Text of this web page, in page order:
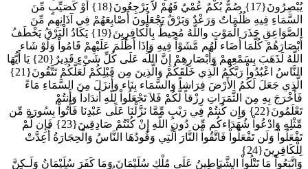
يُبْصِرُونَ{17} صُمٌّ بُكْمٌ عُمْيٌ فَهُمْ لاَ يَرْجِعُونَ{18} أَوْ كَصَيِّبٍ مِّنَ
السَّمَاءِ فِيهِ ظُلُمَاتٌ وَرَعْدٌ وَبَرْقٌ يَجْعَلُونَ أَصْابِعَهُمْ فِي آذَانِهِم مِّنَ
الصَّوَاعِقِ حَذَرَ الْمَوْتِ واللّهُ مُحِيطٌ بِالْكافِرِينَ{19} يَكَادُ الْبَرْقُ يَخْطَفُ
أَبْصَارَهُمْ كُلَّمَا أَضَاء لَهُم مَّشَوْاْ فِيهِ وَإِذَا أَظْلَمَ عَلَيْهِمْ قَامُواْ وَلَوْ شَاء
اللّهُ لَذَهَبَ بِسَمْعِهِمْ وَأَبْصَارِهِمْ إِنَّ اللَّه عَلَى كُلِّ شَيْءٍ قَدِيرٌ{20} يَا أَيُّهَا
النَّاسُ اعْبُدُواْ رَبَّكُمُ الَّذِي خَلَقَكُمْ وَالَّذِينَ مِن قَبْلِكُمْ لَعَلَّكُمْ تَتَّقُونَ{21}
الَّذِي جَعَلَ لَكُمُ الأَرْضَ فِرَاشاً وَالسَّمَاء بِنَاء وَأَنزَلَ مِنَ السَّمَاءِ مَاءً
فَأَخْرَجَ بِهِ مِنَ الثَّمَرَاتِ رِزْقاً لَّكُمْ فَلاَ تَجْعَلُواْ لِلّهِ أَندَاداً وَأَنتُمْ
تَعْلَمُونَ{22} وَإِن كُنتُمْ فِي رَيْبٍ مِّمَّا نَزَّلْنَا عَلَى عَبْدِنَا فَأْتُواْ بِسُورَةٍ مِّن
مِّثْلِهِ وَادْعُواْ شُهَدَاءكُم مِّن دُونِ اللّهِ إِنْ كُنْتُمْ صَادِقِينَ{23} فَإِن لَّمْ
تَفْعَلُواْ وَلَن تَفْعَلُواْ فَاتَّقُواْ النَّارَ الَّتِي وَقُودُهَا النَّاسُ وَالْحِجَارَةُ أُعِدَّتْ
لِلْكَافِرِينَ{24}
وَاتَّبَعُواْ مَا تَتْلُواْ الشَّيَاطِينُ عَلَى مُلْكِ سُلَيْمَانَ وَمَا كَفَرَ سُلَيْمَانُ وَلَـكِنَّ